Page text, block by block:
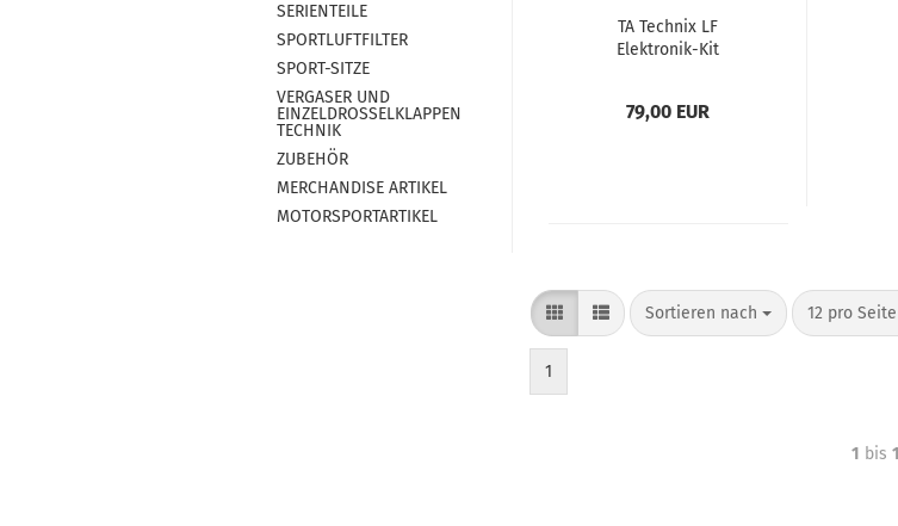
SERIENTEILE
SPORTLUFTFILTER
SPORT-SITZE
VERGASER UND
EINZELDROSSELKLAPPEN
TECHNIK
ZUBEHÖR
MERCHANDISE ARTIKEL
MOTORSPORTARTIKEL
TA Tech­nix LF
Elektronik-​​Kit
79,00 EUR
Sortieren nach 12 pro Seite
1
1 bis 1